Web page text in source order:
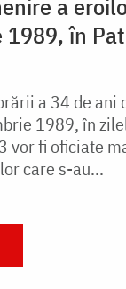
a
1989, în
a 34 de ani
1989, în
vor fi oficiate
care s-au...